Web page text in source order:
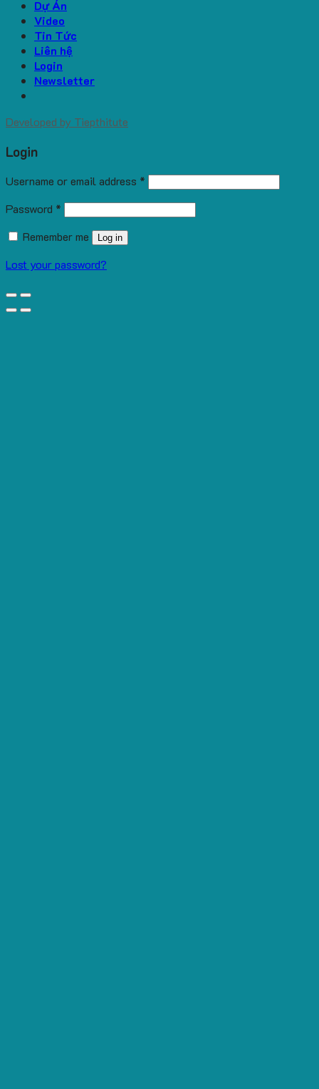
Dự Án
Video
Tin Tức
Liên hệ
Login
Newsletter
Developed by Tiepthitute
Login
Username or email address *
Password *
Remember me
Log in
Lost your password?